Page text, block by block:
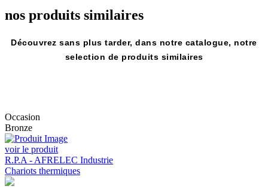
nos produits similaires
Découvrez sans plus tarder, dans notre catalogue, notre
selection de produits similaires
Occasion
Bronze
voir le produit
R.P.A - AFRELEC Industrie
Chariots thermiques